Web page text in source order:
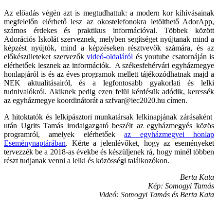
Az előadás végén azt is megtudhattuk: a modern kor kihívásainak
megfelelőn elérhető lesz az okostelefonokra letölthető AdorApp,
számos érdekes és praktikus információval. Többek között
Adorációs Iskolát szerveznek, melyben segítséget nyújtanak mind a
képzést nyújtók, mind a képzéseken résztvevők számára, és az
előkészületeket szervezők videó-oldaláról és youtube csatornáján is
elérhetőek lesznek az információk. A székesfehérvári egyházmegye
honlapjáról is és az éves programok mellett tájékozódhatnak majd a
NEK aktualitásairól, és a legfontosabb gyakorlati és lelki
tudnivalókról. Akiknek pedig ezen felül kérdésük adódik, keressék
az egyházmegye koordinátorát a szfvar@iec2020.hu címen.
A hitoktatók és lelkipásztori munkatársak lelkinapjának zárásaként
után Ugrits Tamás irodaigazgató beszélt az egyházmegyés közös
programról, amelyek elérhetőekaz egyházmegyei honlap
Eseménynaptárában. Kérte a jelenlévőket, hogy az eseményeket
tervezzék be a 2018-as évekbe és készüljenek rá, hogy minél többen
részt tudjanak venni a lelki és közösségi találkozókon.
Berta Kata
Kép: Somogyi Tamás
Videó: Somogyi Tamás és Berta Kata